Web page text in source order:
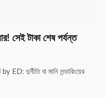
সেই টাকা শেষ পর্যন্ত
দুর্নীতি বা মানি লন্ডারিংয়ের